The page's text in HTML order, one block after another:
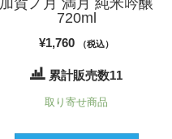
720ml
¥1,760 （税込）
累計販売数11
取り寄せ商品